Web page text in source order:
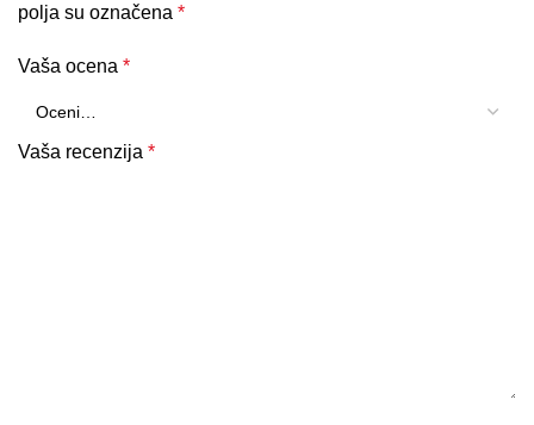
polja su označena*
Vaša ocena*
Vaša recenzija*